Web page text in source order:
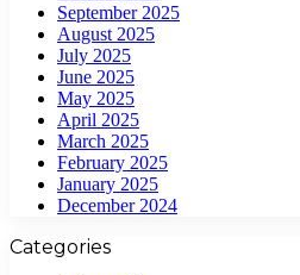
September 2025
August 2025
July 2025
June 2025
May 2025
April 2025
March 2025
February 2025
January 2025
December 2024
Categories